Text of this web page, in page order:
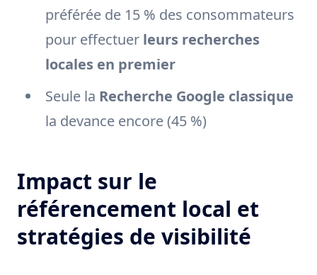
préférée de 15 % des consommateurs
pour effectuer leurs recherches
locales en premier
Seule la Recherche Google classique
la devance encore (45 %)
Impact sur le
référencement local et
stratégies de visibilité